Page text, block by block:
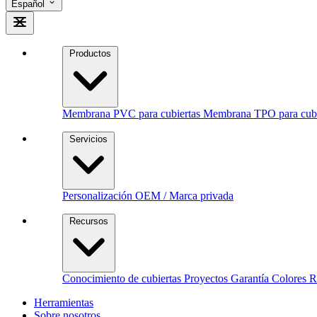
Español
Productos
Membrana PVC para cubiertas Membrana TPO para
Servicios
Personalización OEM / Marca privada
Recursos
Conocimiento de cubiertas Proyectos Garantía Colores
Herramientas